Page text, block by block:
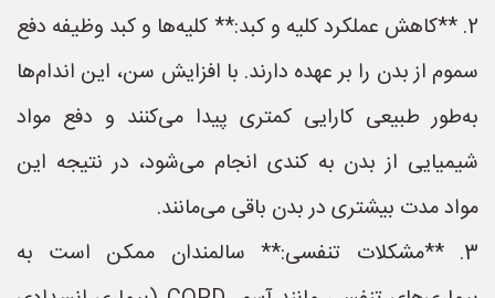
2. **کاهش عملکرد کلیه و کبد:** کلیه‌ها و کبد وظیفه دفع
سموم از بدن را بر عهده دارند. با افزایش سن، این اندام‌ها
به‌طور طبیعی کارایی کمتری پیدا می‌کنند و دفع مواد
شیمیایی از بدن به کندی انجام می‌شود، در نتیجه این
مواد مدت بیشتری در بدن باقی می‌مانند.
3. **مشکلات تنفسی:** سالمندان ممکن است به